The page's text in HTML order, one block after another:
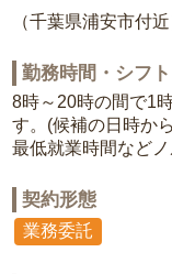
（千葉県浦安市付近
勤務時間・シフト
8時～20時の間で1
す。(候補の日時か
最低就業時間などノ
契約形態
業務委託